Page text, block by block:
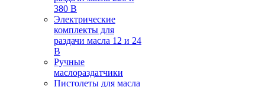
380 В
Электрические
комплекты для
раздачи масла 12 и 24
В
Ручные
маслораздатчики
Пистолеты для масла